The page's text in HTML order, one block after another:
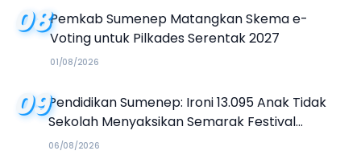
08Pemkab Sumenep Matangkan Skema e-
Voting untuk Pilkades Serentak 2027
01/08/2026
09Pendidikan Sumenep: Ironi 13.095 Anak Tidak
Sekolah Menyaksikan Semarak Festival
Kalender Event 2026
06/08/2026